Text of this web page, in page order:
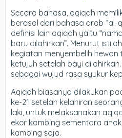
Secara bahasa, aqiqah
berasal dari bahasa arab “al-
definisi lain aqiqah yaitu
baru dilahirkan”. Menurut
kegiatan menyembelih hewan
ketujuh setelah bayi
sebagai wujud rasa syukur
Aqiqah biasanya dilakukan
ke-21 setelah kelahiran
laki, untuk melaksanakan
ekor kambing sementara
kambing saja.